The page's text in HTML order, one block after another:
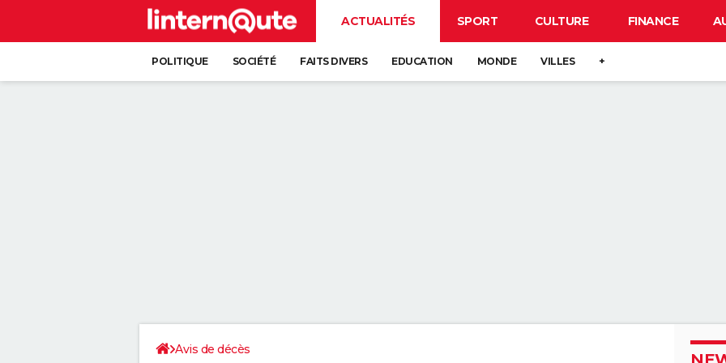
ACTUALITÉS SPORT CULTURE FINANCE
POLITIQUE SOCIÉTÉ FAITS DIVERS EDUCATION MONDE VILLES +
Avis de décès